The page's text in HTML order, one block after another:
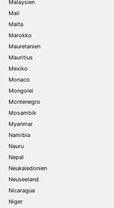
Malaysien
Mali
Malta
Marokko
Mauretanien
Mauritius
Mexiko
Monaco
Mongolei
Montenegro
Mosambik
Myanmar
Namibia
Nauru
Nepal
Neukaledonien
Neuseeland
Nicaragua
Niger